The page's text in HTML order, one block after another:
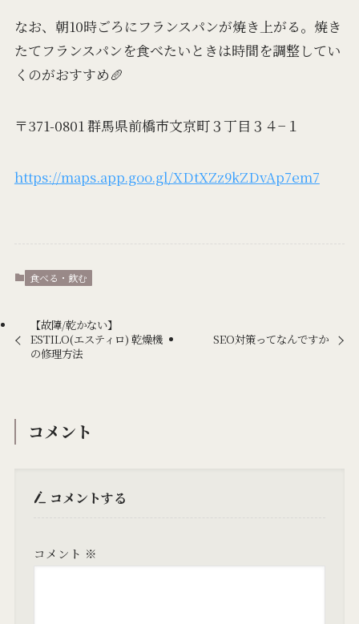
なお、朝10時ごろにフランスパンが焼き上がる。焼き
たてフランスパンを食べたいときは時間を調整してい
くのがおすすめ🥖
〒371-0801 群馬県前橋市文京町３丁目３４−１
https://maps.app.goo.gl/XDtXZz9kZDvAp7em7
食べる・飲む
【故障/乾かない】
ESTILO(エスティロ) 乾燥機
の修理方法
SEO対策ってなんですか
コメント
コメントする
コメント ※